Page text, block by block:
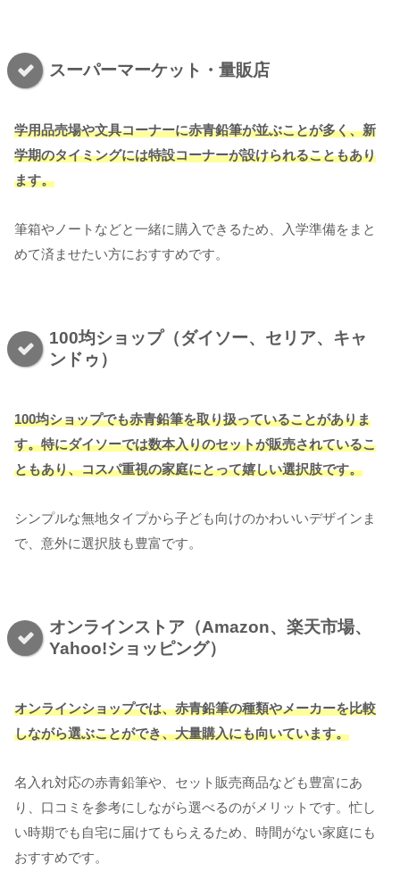
スーパーマーケット・量販店
学用品売場や文具コーナーに赤青鉛筆が並ぶことが多く、新
学期のタイミングには特設コーナーが設けられることもあり
ます。
筆箱やノートなどと一緒に購入できるため、入学準備をまと
めて済ませたい方におすすめです。
100均ショップ（ダイソー、セリア、キャ
ンドゥ）
100均ショップでも赤青鉛筆を取り扱っていることがありま
す。特にダイソーでは数本入りのセットが販売されているこ
ともあり、コスパ重視の家庭にとって嬉しい選択肢です。
シンプルな無地タイプから子ども向けのかわいいデザインま
で、意外に選択肢も豊富です。
オンラインストア（Amazon、楽天市場、
Yahoo!ショッピング）
オンラインショップでは、赤青鉛筆の種類やメーカーを比較
しながら選ぶことができ、大量購入にも向いています。
名入れ対応の赤青鉛筆や、セット販売商品なども豊富にあ
り、口コミを参考にしながら選べるのがメリットです。忙し
い時期でも自宅に届けてもらえるため、時間がない家庭にも
おすすめです。